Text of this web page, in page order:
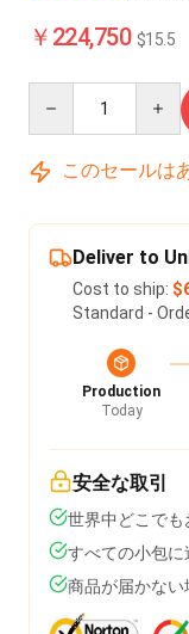
￥224,750 $15.5
このセールは
Deliver to
Cost to ship:
Standard -
Production
Today
安全な取引
世界中どこでも
すべての小包
商品が届かな